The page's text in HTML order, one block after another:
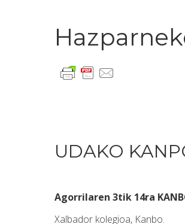
UDAKO
Agorrilaren 3tik 14ra
Xalbador kolegioa, Kanbo.